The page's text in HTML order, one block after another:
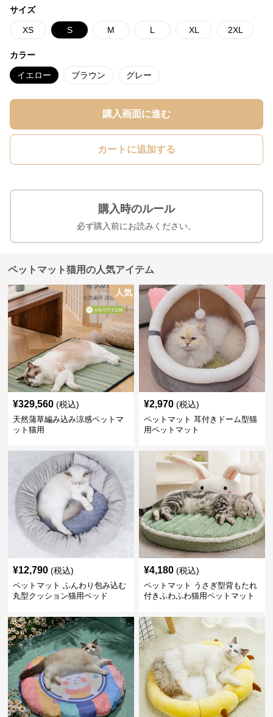
サイズ
XS S M L XL 2XL
カラー
イエロー ブラウン グレー
購入画面に進む
カートに追加する
購入時のルール
必ず購入前にお読みください。
ペットマット猫用の人気アイテム
人気
¥329,560 (税込)
天然蒲草編み込み涼感ペットマ
ット猫用
¥2,970 (税込)
ペットマット 耳付きドーム型猫
用ペットマット
¥12,790 (税込)
ペットマット ふんわり包み込む
丸型クッション猫用ベッド
¥4,180 (税込)
ペットマット うさぎ型背もたれ
付きふわふわ猫用ペットマット